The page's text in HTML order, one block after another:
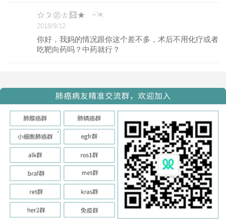
☆ㄆ㊣ㄊ囧★
2018/9/12
你好，我妈的情况跟你这个差不多，术后不用化疗或者
吃靶向药吗？中药就行？